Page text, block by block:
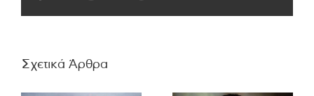
Σχετικά Άρθρα